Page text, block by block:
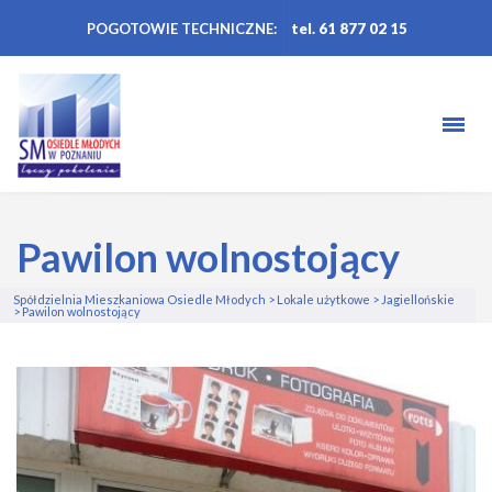
POGOTOWIE TECHNICZNE: tel. 61 877 02 15
Pawilon wolnostojący
Spółdzielnia Mieszkaniowa Osiedle Młodych > Lokale użytkowe > Jagiellońskie
>Pawilon wolnostojący